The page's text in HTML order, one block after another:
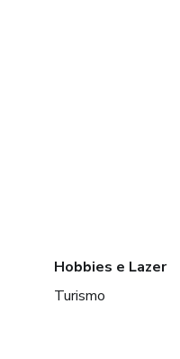
Hobbies e Lazer
Turismo